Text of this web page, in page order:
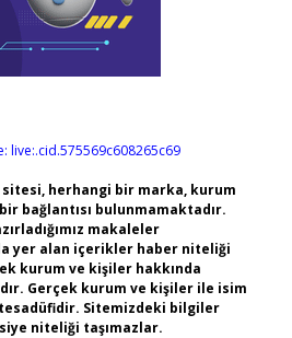
live:.cid.575569c608265c69
herhangi bir marka, kurum
bağlantısı bulunmamaktadır.
makaleler
yer alan içerikler haber niteliği
kurum ve kişiler hakkında
Gerçek kurum ve kişiler ile isim
Sitemizdeki bilgiler
niteliği taşımazlar.